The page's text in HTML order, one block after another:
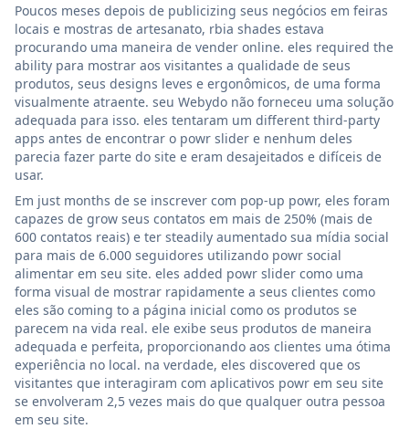
Poucos meses depois de publicizing seus negócios em feiras
locais e mostras de artesanato, rbia shades estava
procurando uma maneira de vender online. eles required the
ability para mostrar aos visitantes a qualidade de seus
produtos, seus designs leves e ergonômicos, de uma forma
visualmente atraente. seu Webydo não forneceu uma solução
adequada para isso. eles tentaram um different third-party
apps antes de encontrar o powr slider e nenhum deles
parecia fazer parte do site e eram desajeitados e difíceis de
usar.
Em just months de se inscrever com pop-up powr, eles foram
capazes de grow seus contatos em mais de 250% (mais de
600 contatos reais) e ter steadily aumentado sua mídia social
para mais de 6.000 seguidores utilizando powr social
alimentar em seu site. eles added powr slider como uma
forma visual de mostrar rapidamente a seus clientes como
eles são coming to a página inicial como os produtos se
parecem na vida real. ele exibe seus produtos de maneira
adequada e perfeita, proporcionando aos clientes uma ótima
experiência no local. na verdade, eles discovered que os
visitantes que interagiram com aplicativos powr em seu site
se envolveram 2,5 vezes mais do que qualquer outra pessoa
em seu site.